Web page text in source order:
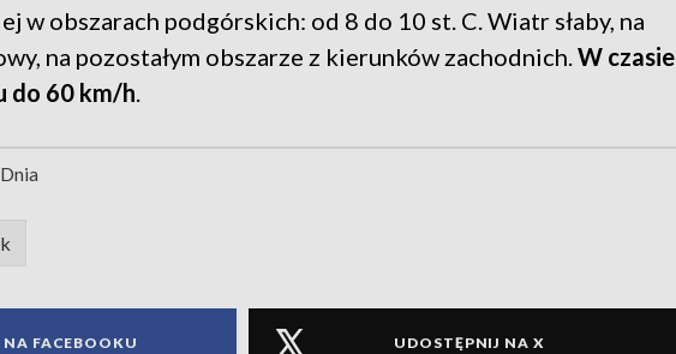
w obszarach podgórskich: od 8 do 10 st. C. Wiatr słaby, na
na pozostałym obszarze z kierunków zachodnich. W czasie
do 60 km/h
FACEBOOKU UDOSTĘPNIJ NA X